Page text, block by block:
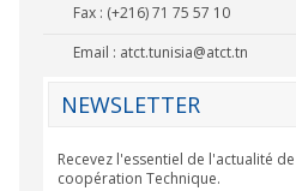
Fax : (+216) 71 75 57 10
Email : atct.tunisia@atct.tn
NEWSLETTER
Recevez l'essentiel de l'actualité
coopération Technique.